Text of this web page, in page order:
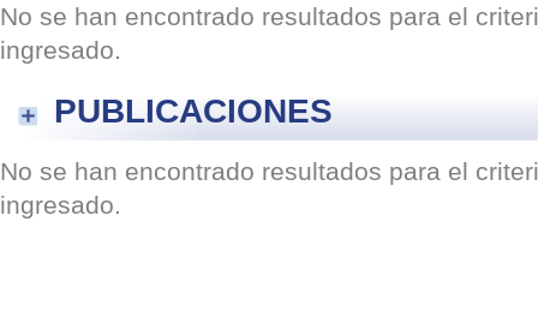
No se han encontrado resultados para el
ingresado.
PUBLICACIONES
No se han encontrado resultados para el
ingresado.